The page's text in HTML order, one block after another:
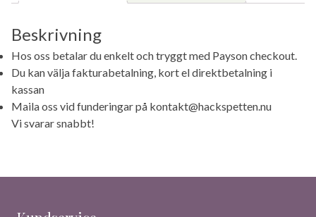
Beskrivning
Hos oss betalar du enkelt och tryggt med Payson checkout.
Du kan välja fakturabetalning, kort el direktbetalning i
kassan
Maila oss vid funderingar på kontakt@hackspetten.nu
Vi svarar snabbt!